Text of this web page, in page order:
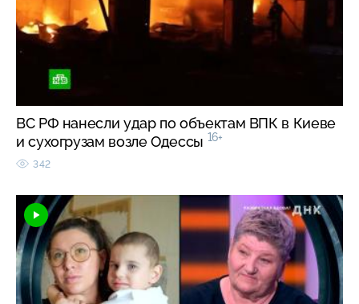
ВС РФ нанесли удар по объектам ВПК в Киеве
и сухогрузам возле Одессы 16+
342